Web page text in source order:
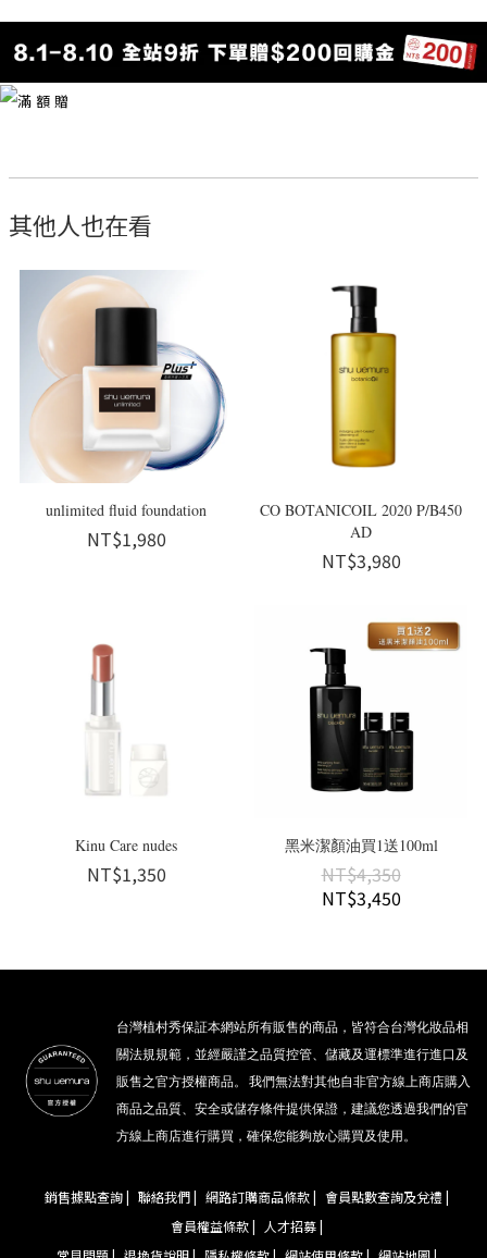
其他人也在看
unlimited fluid foundation
NT$1,980
CO BOTANICOIL 2020 P/B450
AD
NT$3,980
Kinu Care nudes
NT$1,350
黑米潔顏油買1送100ml
NT$4,350
NT$3,450
台灣植村秀保証本網站所有販售的商品，皆符合台灣化妝品相
關法規規範，並經嚴謹之品質控管、儲藏及運標準進行進口及
販售之官方授權商品。 我們無法對其他自非官方線上商店購入
商品之品質、安全或儲存條件提供保證，建議您透過我們的官
方線上商店進行購買，確保您能夠放心購買及使用。
銷售據點查詢 | 聯絡我們 | 網路訂購商品條款 | 會員點數查詢及兌禮 |
會員權益條款 |
人才招募 |